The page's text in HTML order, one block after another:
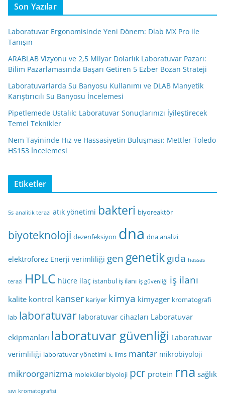
Son Yazılar
Laboratuvar Ergonomisinde Yeni Dönem: Dlab MX Pro ile
Tanışın
ARABLAB Vizyonu ve 2,5 Milyar Dolarlık Laboratuvar Pazarı:
Bilim Pazarlamasında Başarı Getiren 5 Ezber Bozan Strateji
Laboratuvarlarda Su Banyosu Kullanımı ve DLAB Manyetik
Karıştırıcılı Su Banyosu İncelemesi
Pipetlemede Ustalık: Laboratuvar Sonuçlarınızı İyileştirecek
Temel Teknikler
Nem Tayininde Hız ve Hassasiyetin Buluşması: Mettler Toledo
HS153 İncelemesi
Etiketler
5s analitik terazi atık yönetimi bakteri biyoreaktör
biyoteknoloji dezenfeksiyon dna dna analizi
elektroforez Enerji verimliliği gen genetikgıda hassas
terazi HPLC hücre ilaç istanbul iş ilanı iş güvenliği iş ilanı
kalite kontrol kanser kariyer kimya kimyager kromatografi
lab laboratuvar laboratuvar cihazları Laboratuvar
ekipmanları laboratuvar güvenliği Laboratuvar
verimliliği laboratuvar yönetimi lc lims mantar mikrobiyoloji
mikroorganizma moleküler biyoloji pcr protein rna sağlık
sıvı kromatografisi